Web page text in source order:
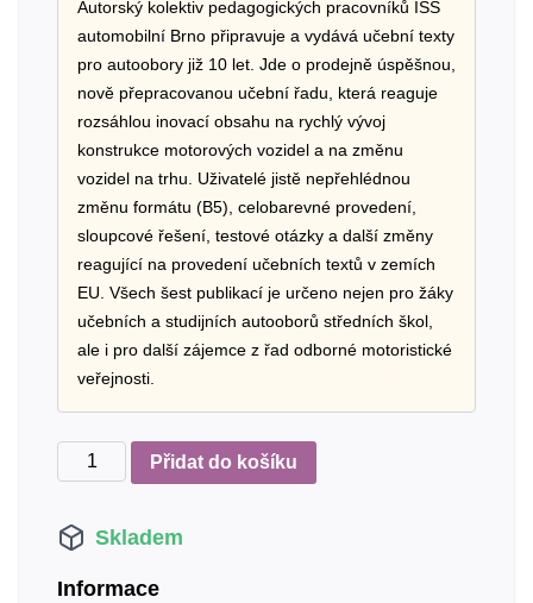
Autorský kolektiv pedagogických pracovníků ISŠ
automobilní Brno připravuje a vydává učební texty
pro autoobory již 10 let. Jde o prodejně úspěšnou,
nově přepracovanou učební řadu, která reaguje
rozsáhlou inovací obsahu na rychlý vývoj
konstrukce motorových vozidel a na změnu
vozidel na trhu. Uživatelé jistě nepřehlédnou
změnu formátu (B5), celobarevné provedení,
sloupcové řešení, testové otázky a další změny
reagující na provedení učebních textů v zemích
EU. Všech šest publikací je určeno nejen pro žáky
učebních a studijních autooborů středních škol,
ale i pro další zájemce z řad odborné motoristické
veřejnosti.
Automobily
5
Elektrotechnika
vozidel
Přidat do košíku
Skladem
Informace